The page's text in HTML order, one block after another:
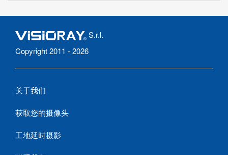
S.r.l.
Copyright 2011 - 2026
关于我们
获取您的摄像头
工地延时摄影